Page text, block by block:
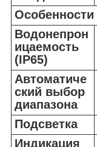
Особенности
Водонепрон
ицаемость
(IP65)
Автоматиче
ский выбор
диапазона
Подсветка
Индикация